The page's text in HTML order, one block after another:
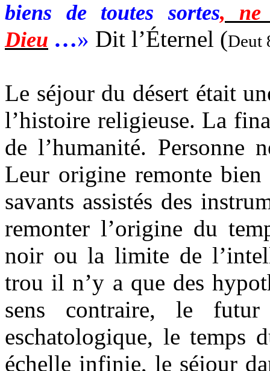
biens de toutes sortes, ne
Dieu …» Dit l’Éternel (Deut
Le séjour du désert était
l’histoire religieuse. La
de l’humanité. Personne
Leur origine remonte
savants assistés des
remonter l’origine du
noir ou la limite de
trou il n’y a que des
sens contraire, le
eschatologique, le temps
échelle infinie, le séjour